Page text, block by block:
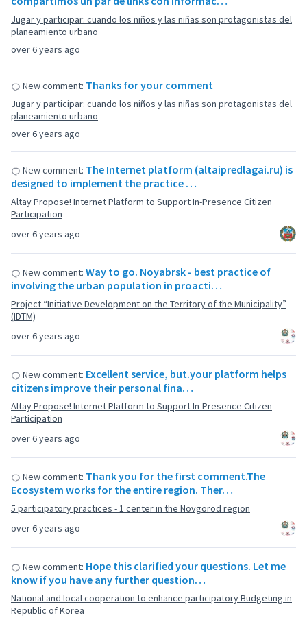
over 6 years ago
Jugar y participar: cuando los niños y las niñas son protagonistas del
planeamiento urbano
over 6 years ago
New comment: Thanks for your comment
Jugar y participar: cuando los niños y las niñas son protagonistas del
planeamiento urbano
over 6 years ago
New comment: The Internet platform (altaipredlagai.ru) is
designed to implement the practice …
Altay Propose! Internet Platform to Support In-Presence Citizen
Participation
over 6 years ago
New comment: Way to go. Noyabrsk - best practice of
involving the urban population in proacti…
Project “Initiative Development on the Territory of the Municipality”
(IDTM)
over 6 years ago
New comment: Excellent service, but.your platform helps
citizens improve their personal fina…
Altay Propose! Internet Platform to Support In-Presence Citizen
Participation
over 6 years ago
New comment: Thank you for the first comment.The
Ecosystem works for the entire region. Ther…
5 participatory practices - 1 center in the Novgorod region
New comment: Hope this clarified your questions. Let me
know if you have any further question…
National and local cooperation to enhance participatory Budgeting in
Republic of Korea